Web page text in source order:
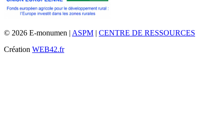
© 2026 E-monumen | ASPM | CENTRE DE RESSOURCES
Création WEB42.fr